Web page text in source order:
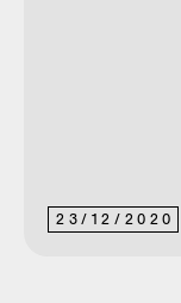
23/ 12/ 2020